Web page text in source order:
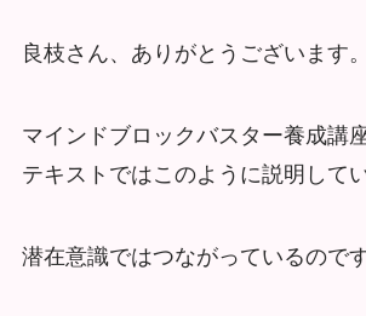
良枝さん、ありがとうございます。
マインドブロックバスター養成講
テキストではこのように説明して
潜在意識ではつながっているのです